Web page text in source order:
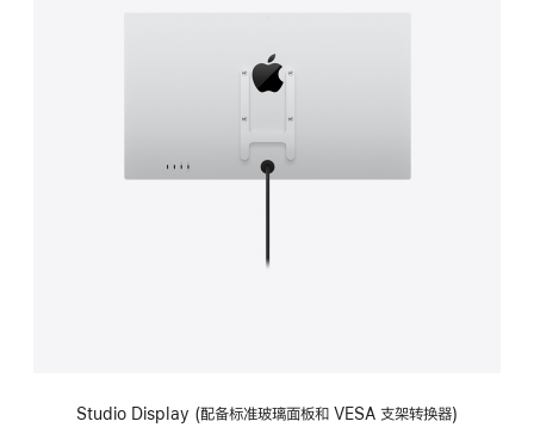
Studio Display (配备标准玻璃面板和 VESA 支架转换器)